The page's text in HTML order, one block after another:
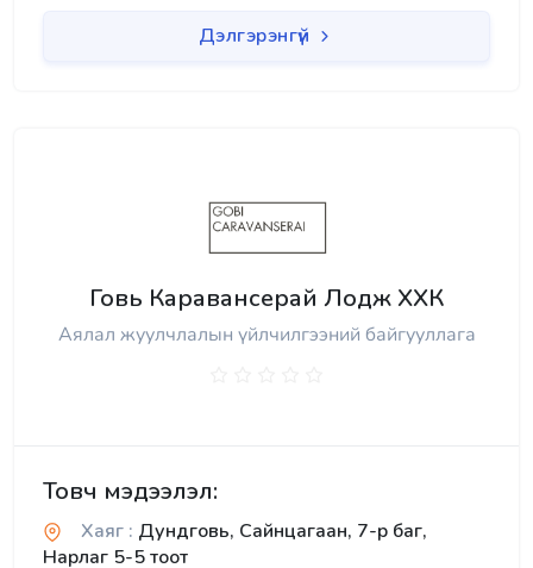
Дэлгэрэнгүй
Говь Каравансерай Лодж ХХК
Аялал жуулчлалын үйлчилгээний байгууллага
Товч мэдээлэл:
Хаяг : Дундговь, Сайнцагаан, 7-р баг,
Нарлаг 5-5 тоот